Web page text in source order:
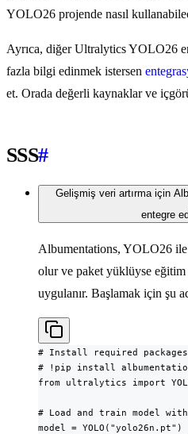
YOLO26 projende nasıl
Ayrıca, diğer Ultralytics YOLO26
fazla bilgi edinmek istersen
et. Orada değerli kaynaklar ve
SSS#
Gelişmiş veri artırma için
entegre
Albumentations, YOLO26
olur ve paket yüklüyse eğitim
uygulanır. Başlamak için şu
# Install required packages
# !pip install
from ultralytics import
# Load and train model
model = YOLO("yolo26n.pt")